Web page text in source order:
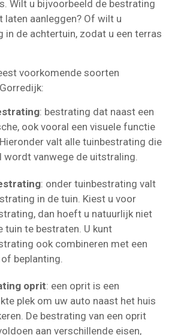
Wilt u bijvoorbeeld de bestrating
laten aanleggen? Of wilt u
in de achtertuin, zodat u een terras
voorkomende soorten
: bestrating dat naast een
ook vooral een visuele functie
valt alle tuinbestrating die
wordt vanwege de uitstraling.
: onder tuinbestrating valt
in de tuin. Kiest u voor
dan hoeft u natuurlijk niet
tuin te bestraten. U kunt
ook combineren met een
beplanting.
oprit: een oprit is een
plek om uw auto naast het huis
De bestrating van een oprit
aan verschillende eisen,